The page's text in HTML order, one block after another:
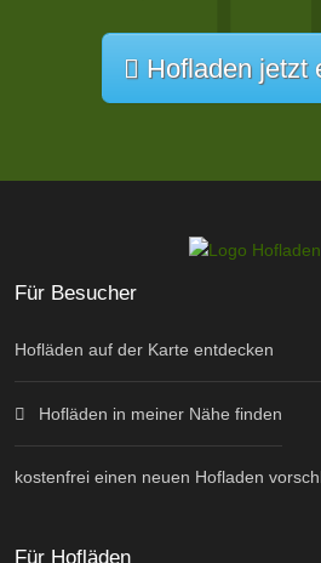
Hofladen jetzt
Für Besucher
Hofläden auf der Karte entdecken
Hofläden in meiner Nähe finden
kostenfrei einen neuen Hofladen
Für Hofläden